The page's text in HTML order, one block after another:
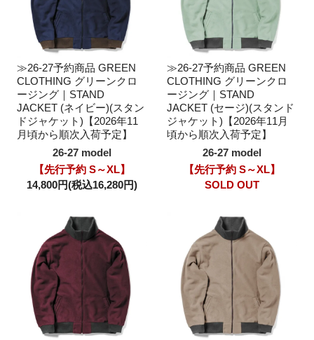
≫26-27予約商品 GREEN
CLOTHING グリーンクロ
ージング｜STAND
JACKET (ネイビー)(スタン
ドジャケット)【2026年11
月頃から順次入荷予定】
26-27 model
【先行予約 S～XL】
14,800円(税込16,280円)
≫26-27予約商品 GREEN
CLOTHING グリーンクロ
ージング｜STAND
JACKET (セージ)(スタンド
ジャケット)【2026年11月
頃から順次入荷予定】
26-27 model
【先行予約 S～XL】
SOLD OUT